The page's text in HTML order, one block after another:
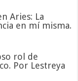
Aries: La
en mí misma.
rol de
Por Lestreya